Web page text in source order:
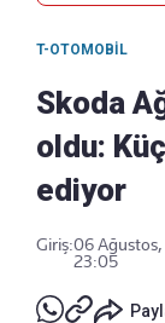
T-OTOMOBIL
Skoda
oldu:
ediyor
Giriş:06
23:05